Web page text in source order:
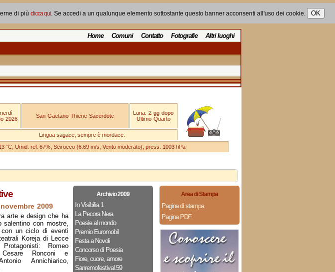
di più clicca qui. Se accedi a un qualunque elemento sottostante questo banner acconsenti all'uso dei cookie.
Home Comuni Contatto Fotografie Altri luoghi
2026
San Gaetano Thiene Sacerdote
Luna: 2 gg dopo
Ultimo Quarto
Lingua sagace, sempre è mordace.
°C, Umid. rel. 67%, Scirocco (6.69 m/s, Vento moderato), press. 1003 hPa
Archivio 2009
In Visibilia 1
La Pecora Nera
Poesie al mondo
Premio Euromobil
Festa a Novoli
Concorso di Poesia
Fiore, cuore, amore
Sanremofestival.59
2009
arte e design che ha
salentino con mostre,
con un ciclo di eventi
Koreja di Lecce
Romeo
Cesare Ronconi e
Annichiarico,
Area di Stampa
Pagina di stampa
Pagina PDF